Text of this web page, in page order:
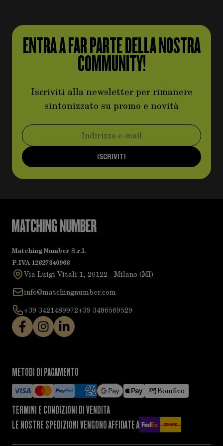
ENTRA A FAR PARTE DELLA NOSTRA
COMMUNITY!
Iscriviti alla newsletter per rimanere
sintonizzato su promo e novità
ISCRIVITI
Matching Number S.r.l.
P.IVA 12627340966
Via Luigi Vitali 1, 20122 - Milano (MI)
info@matchingnumber.com
+39 3421489972+39 3486569529
METODI DI PAGAMENTO
Bonifico
TERMINI E CONDIZIONI DI VENDITA
LE NOSTRE SPEDIZIONI VENGONO AFFIDATE A